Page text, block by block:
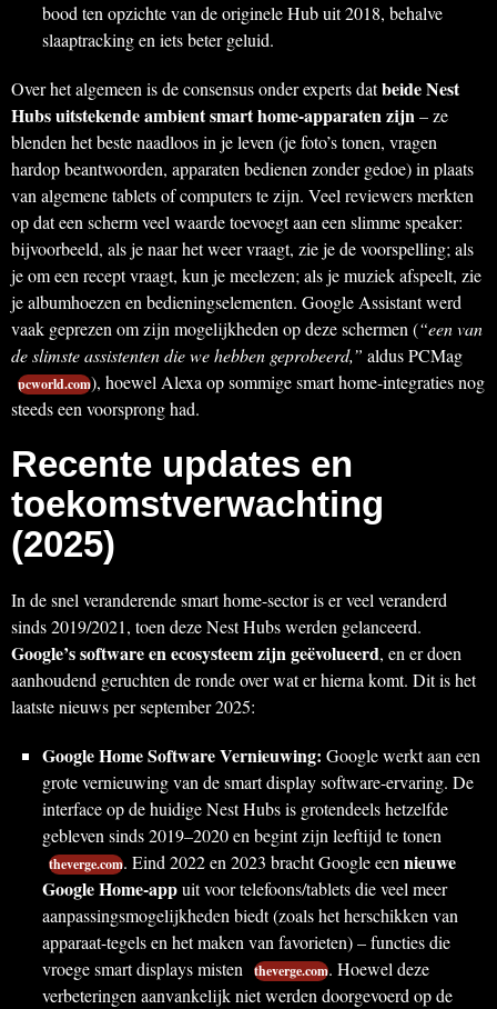
bood ten opzichte van de originele Hub uit 2018, behalve
slaaptracking en iets beter geluid.
Over het algemeen is de consensus onder experts datbeide Nest
Hubs uitstekende ambient smart home-apparaten zijn– ze
blenden het beste naadloos in je leven (je foto’s tonen, vragen
hardop beantwoorden, apparaten bedienen zonder gedoe) in plaats
van algemene tablets of computers te zijn. Veel reviewers merkten
op dat een scherm veel waarde toevoegt aan een slimme speaker:
bijvoorbeeld, als je naar het weer vraagt, zie je de voorspelling; als
je om een recept vraagt, kun je meelezen; als je muziek afspeelt, zie
je albumhoezen en bedieningselementen. Google Assistant werd
vaak geprezen om zijn mogelijkheden op deze schermen (“een van
de slimste assistenten die we hebben geprobeerd,” aldus PCMag
pcworld.com), hoewel Alexa op sommige smart home-integraties nog
steeds een voorsprong had.
Recente updates en
toekomstverwachting
(2025)
In de snel veranderende smart home-sector is er veel veranderd
sinds 2019/2021, toen deze Nest Hubs werden gelanceerd.
Google’s software en ecosysteem zijn geëvolueerd, en er doen
aanhoudend geruchten de ronde over wat er hierna komt. Dit is het
laatste nieuws per september 2025:
Google Home Software Vernieuwing: Google werkt aan een
grote vernieuwing van de smart display software-ervaring. De
interface op de huidige Nest Hubs is grotendeels hetzelfde
gebleven sinds 2019–2020 en begint zijn leeftijd te tonen
theverge.com. Eind 2022 en 2023 bracht Google eennieuwe
Google Home-appuit voor telefoons/tablets die veel meer
aanpassingsmogelijkheden biedt (zoals het herschikken van
apparaat-tegels en het maken van favorieten) – functies die
vroege smart displays misten theverge.com. Hoewel deze
verbeteringen aanvankelijk niet werden doorgevoerd op de